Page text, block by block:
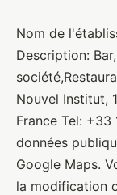
Le
Brasseurs•10
Nom de
Description:
Nouvel Institut,
France Tel:
données
Google Maps.
la modification